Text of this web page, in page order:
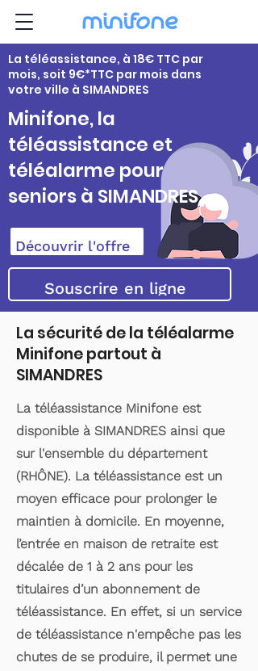
La téléassistance, à 18€ TTC par
mois, soit 9€*TTC par mois dans
votre ville à SIMANDRES
Minifone, la
téléassistance et
téléalarme pour
seniors à SIMANDRES
Découvrir l'offre
Souscrire en ligne
La sécurité de la téléalarme
Minifone partout à
SIMANDRES
La téléassistance Minifone est
disponible à SIMANDRES ainsi que
sur l'ensemble du département
(RHÔNE). La téléassistance est un
moyen efficace pour prolonger le
maintien à domicile. En moyenne,
l’entrée en maison de retraite est
décalée de 1 à 2 ans pour les
titulaires d’un abonnement de
téléassistance. En effet, si un service
de téléassistance n'empêche pas les
chutes de se produire, il permet une